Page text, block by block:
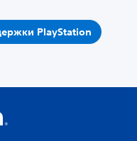
PlayStation